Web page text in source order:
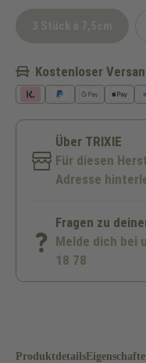
Kostenloser
Über TRIXIE
Für diesen
Adresse
Fragen zu
Melde dich bei
18 78
Produktdetails